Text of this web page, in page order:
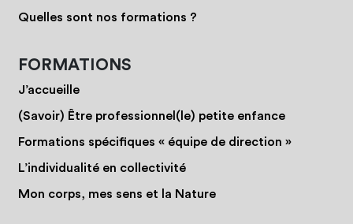
Quelles sont nos formations ?
FORMATIONS
J’accueille
(Savoir) Être professionnel(le) petite enfance
Formations spécifiques « équipe de direction »
L’individualité en collectivité
Mon corps, mes sens et la Nature